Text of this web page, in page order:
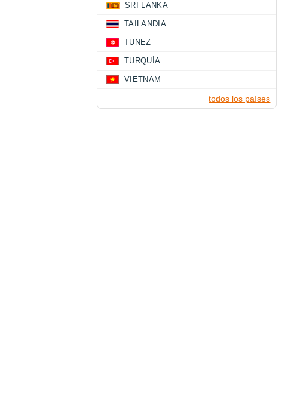
SRI LANKA
TAILANDIA
TUNEZ
TURQUÍA
VIETNAM
todos los países